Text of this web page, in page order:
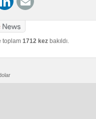
toplam 1712 kez bakıldı.